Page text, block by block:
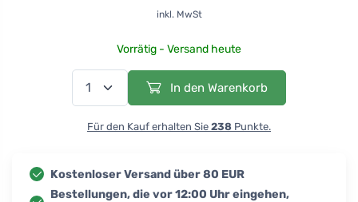
inkl. MwSt
Vorrätig - Versand heute
In den Warenkorb
Für den Kauf erhalten Sie 238 Punkte.
Kostenloser Versand über 80 EUR
Bestellungen, die vor 12:00 Uhr eingehen,